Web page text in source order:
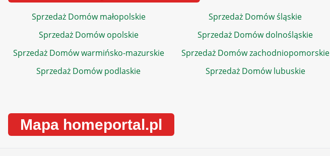
Sprzedaż Domów małopolskie Sprzedaż Domów śląskie
Sprzedaż Domów opolskie
Sprzedaż Domów dolnośląskie
Sprzedaż Domów warmińsko-mazurskie
Sprzedaż Domów zachodniopomorskie
Sprzedaż Domów podlaskie
Sprzedaż Domów lubuskie
Mapa homeportal.pl